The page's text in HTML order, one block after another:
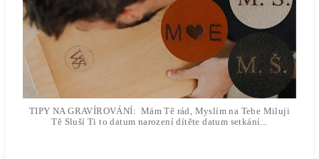
TIPY NA GRAVÍROVÁNÍ: Mám Tě rád, Myslím na Tebe Miluji
Tě Sluší Ti to datum narození dítěte datum setkání...